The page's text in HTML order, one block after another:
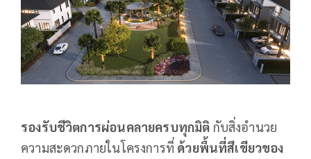
รองรับชีวิตการผ่อนคลายครบทุกมิติ กับสิ่งอำนวย
ความสะดวกภายในโครงการที่ ด้วยพื้นที่สีเขียวของ